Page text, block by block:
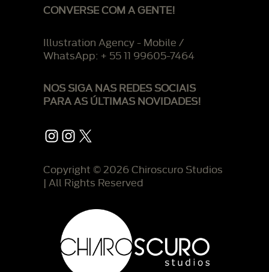
CONVERSE COM A GENTE!
Illustration Agency - Mobile /
WhatsApp: + 55 11 99605-7464
NOS SIGA NAS REDES SOCIAIS
PARA AS ÚLTIMAS NOVIDADES!
Instagram
Instagram
X
Copyright © 2026 Chiroscuro Studios
| All Rights Reserved